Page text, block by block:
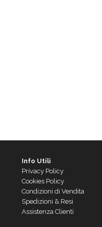
Info Utili
Privacy Policy
Cookies Policy
Condizioni di Vendita
Spedizioni & Resi
Assistenza Clienti